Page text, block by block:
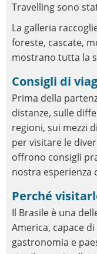
Travelling sono
La galleria
foreste, cascate,
mostrano tutta la
Consigli di
Prima della
distanze, sulle
regioni, sui mezzi
per visitare le
offrono consigli
nostra esperienza
Perché
Il Brasile è una
America, capace
gastronomia e